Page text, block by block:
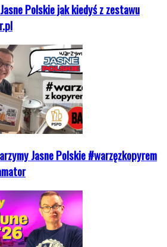
Polskie jak kiedyś z zestawu
Jasne Polskie #warzęzkopyrem